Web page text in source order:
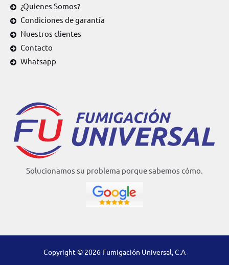
¿Quienes Somos?
Condiciones de garantía
Nuestros clientes
Contacto
Whatsapp
Solucionamos su problema porque sabemos cómo.
Copyright © 2026 Fumigación Universal, C.A